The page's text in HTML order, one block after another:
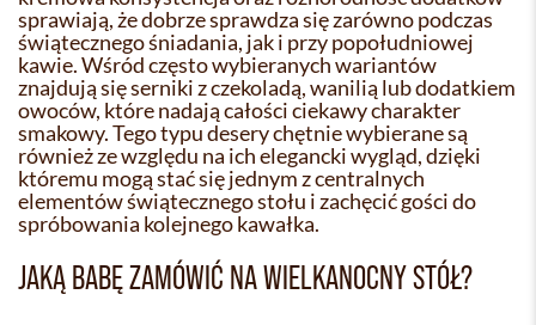
sprawiają, że dobrze sprawdza się zarówno podczas
świątecznego śniadania, jak i przy popołudniowej
kawie. Wśród często wybieranych wariantów
znajdują się serniki z czekoladą, wanilią lub dodatkiem
owoców, które nadają całości ciekawy charakter
smakowy. Tego typu desery chętnie wybierane są
również ze względu na ich elegancki wygląd, dzięki
któremu mogą stać się jednym z centralnych
elementów świątecznego stołu i zachęcić gości do
spróbowania kolejnego kawałka.
JAKĄ BABĘ ZAMÓWIĆ NA WIELKANOCNY STÓŁ?